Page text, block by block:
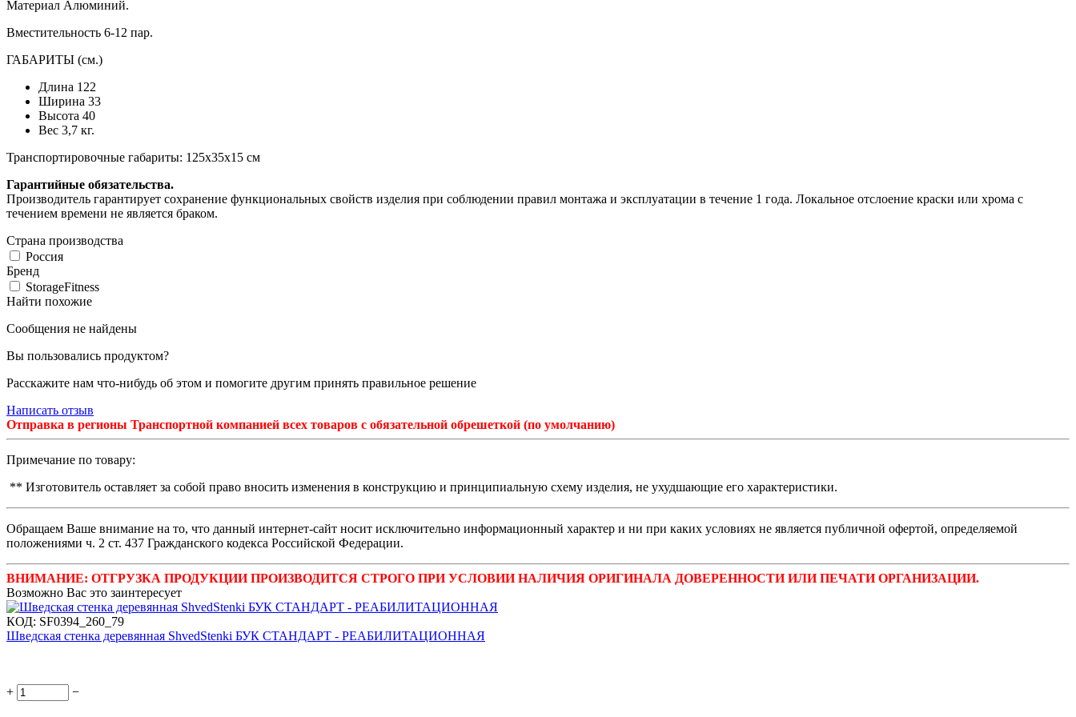
Материал Алюминий.
Вместительность 6-12 пар.
ГАБАРИТЫ (см.)
Длина 122
Ширина 33
Высота 40
Вес 3,7 кг.
Транспортировочные габариты: 125х35х15 см
Гарантийные обязательства.
Производитель гарантирует сохранение функциональных свойств изделия при соблюдении правил монтажа и эксплуатации в течение 1 года. Локальное отслоение краски или хрома с
течением времени не является браком.
Страна производства
Россия
Бренд
StorageFitness
Найти похожие
Сообщения не найдены
Вы пользовались продуктом?
Расскажите нам что-нибудь об этом и помогите другим принять правильное решение
Написать отзыв
Отправка в регионы Транспортной компанией всех товаров с обязательной обрешеткой (по умолчанию)
Примечание по товару:
** Изготовитель оставляет за собой право вносить изменения в конструкцию и принципиальную схему изделия, не ухудшающие его характеристики.
Обращаем Ваше внимание на то, что данный интернет-сайт носит исключительно информационный характер и ни при каких условиях не является публичной офертой, определяемой
положениями ч. 2 ст. 437 Гражданского кодекса Российской Федерации.
ВНИМАНИЕ: ОТГРУЗКА ПРОДУКЦИИ ПРОИЗВОДИТСЯ СТРОГО ПРИ УСЛОВИИ НАЛИЧИЯ ОРИГИНАЛА ДОВЕРЕННОСТИ ИЛИ ПЕЧАТИ ОРГАНИЗАЦИИ.
Возможно Вас это заинтересует
КОД: SF0394_260_79
Шведская стенка деревянная ShvedStenki БУК СТАНДАРТ - РЕАБИЛИТАЦИОННАЯ
+ −